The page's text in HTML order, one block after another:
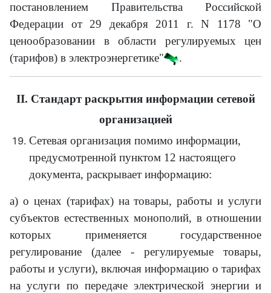
постановлением Правительства Российской
Федерации от 29 декабря 2011 г. N 1178 "О
ценообразовании в области регулируемых цен
(тарифов) в электроэнергетике"
.
II. Стандарт раскрытия информации сетевой
организацией
Сетевая организация помимо информации,
предусмотренной пунктом 12 настоящего
документа, раскрывает информацию:
а) о ценах (тарифах) на товары, работы и услуги
субъектов естественных монополий, в отношении
которых применяется государственное
регулирование (далее - регулируемые товары,
работы и услуги), включая информацию о тарифах
на услуги по передаче электрической энергии и